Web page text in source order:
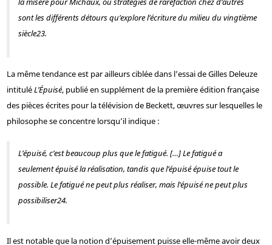
sont les différents détours qu’explore l’écriture du milieu du vingtième
siècle23.
La même tendance est par ailleurs ciblée dans l’essai de Gilles Deleuze
intituléL’Épuisé, publié en supplément de la première édition française
des pièces écrites pour la télévision de Beckett, œuvres sur lesquelles le
philosophe se concentre lorsqu’il indique :
L’épuisé, c’est beaucoup plus que le fatigué. […] Le fatigué a
seulement épuisé la réalisation, tandis que l’épuisé épuise tout le
possible. Le fatigué ne peut plus réaliser, mais l’épuisé ne peut plus
possibiliser24.
Il est notable que la notion d’épuisement puisse elle-même avoir deux